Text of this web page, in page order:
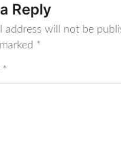
Reply
address will not be
*
*